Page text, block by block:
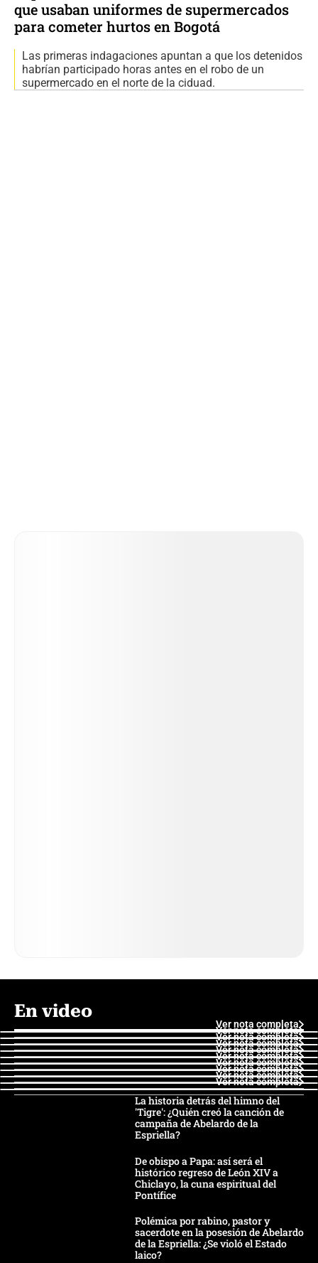
que usaban uniformes de supermercados
para cometer hurtos en Bogotá
Las primeras indagaciones apuntan a que los detenidos
habrían participado horas antes en el robo de un
supermercado en el norte de la ciduad.
En video
Ver nota completa
Ver nota completa
Ver nota completa
Ver nota completa
Ver nota completa
Ver nota completa
Ver nota completa
Ver nota completa
Ver nota completa
Ver nota completa
La historia detrás del himno del
'Tigre': ¿Quién creó la canción de
campaña de Abelardo de la
Espriella?
De obispo a Papa: así será el
histórico regreso de León XIV a
Chiclayo, la cuna espiritual del
Pontífice
Polémica por rabino, pastor y
sacerdote en la posesión de Abelardo
de la Espriella: ¿Se violó el Estado
laico?